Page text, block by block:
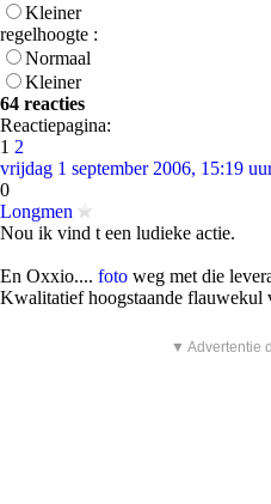
Kleiner
regelhoogte :
Normaal
Kleiner
64 reacties
Reactiepagina:
1 2
vrijdag 1 september 2006, 15:19
0
Longmen
Nou ik vind t een ludieke actie.
En Oxxio.... foto weg met die
Kwalitatief hoogstaande flauwekul
▼ Advertentie